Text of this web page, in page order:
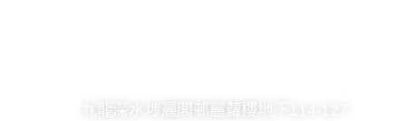
九龍深水埗麗閣邨麗蘿樓地下114-127